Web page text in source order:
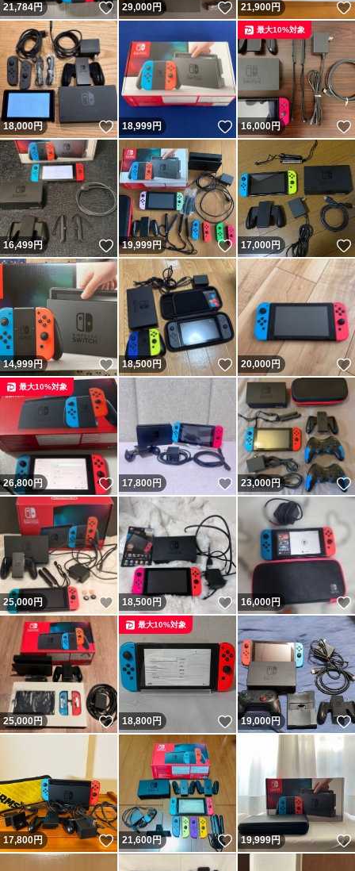
21,784円 いいね！
29,000円 いいね！
21,900円
18,000円 いいね！
18,999円 いいね！
16,000円
最大10%対象
16,499円 いいね！
19,999円 いいね！
17,000円
14,999円 いいね！
18,500円 いいね！
20,000円
26,800円 いいね！
最大10%対象
17,800円 いいね！
23,000円
25,000円 いいね！
18,500円 いいね！
16,000円
25,000円 いいね！
18,800円 いいね！
最大10%対象
19,000円
17,800円 いいね！
21,600円 いいね！
19,999円